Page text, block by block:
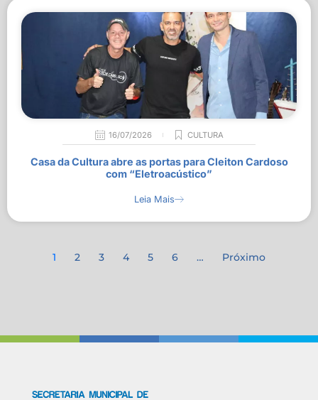
16/07/2026 CULTURA
Casa da Cultura abre as portas para Cleiton Cardoso
com “Eletroacústico”
Leia Mais
1 2 3 4 5 6 … Próximo